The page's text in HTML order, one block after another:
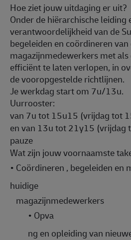
Hoe ziet jouw uitdaging er uit?
Onder de hiërarchische leiding
verantwoordelijkheid van de
begeleiden en coördineren van
magazijnmedewerkers met als
efficiënt te laten verlopen, in
de vooropgestelde richtlijnen.
Je werkdag start om 7u/13u.
Uurrooster:
van 7u tot 15u15 (vrijdag tot
en van 13u tot 21y15 (vrijdag
pauze
Wat zijn jouw voornaamste
• Coördineren , begeleiden en
huidige
magazijnmedewerkers
• Opva
ng en opleiding van